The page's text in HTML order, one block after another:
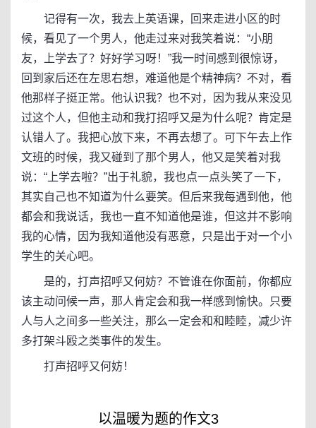
记得有一次，我去上英语课，回来走进小区的时
候，看见了一个男人，他走过来对我笑着说：“小朋
友，上学去了？好好学习呀！”我一时间感到很惊讶，
回到家后还在左思右想，难道他是个精神病？不对，看
他那样子挺正常。他认识我？也不对，因为我从来没见
过这个人，但他主动和我打招呼又是为什么呢？肯定是
认错人了。我把心放下来，不再去想了。可下午去上作
文班的时候，我又碰到了那个男人，他又是笑着对我
说：“上学去啦？”出于礼貌，我也点一点头笑了一下，
其实自己也不知道为什么要笑。但后来我每遇到他，他
都会和我说话，我也一直不知道他是谁，但这并不影响
我的心情，因为我知道他没有恶意，只是出于对一个小
学生的关心吧。
是的，打声招呼又何妨？不管谁在你面前，你都应
该主动问候一声，那人肯定会和我一样感到愉快。只要
人与人之间多一些关注，那么一定会和和睦睦，减少许
多打架斗殴之类事件的发生。
打声招呼又何妨！
以温暖为题的作文3